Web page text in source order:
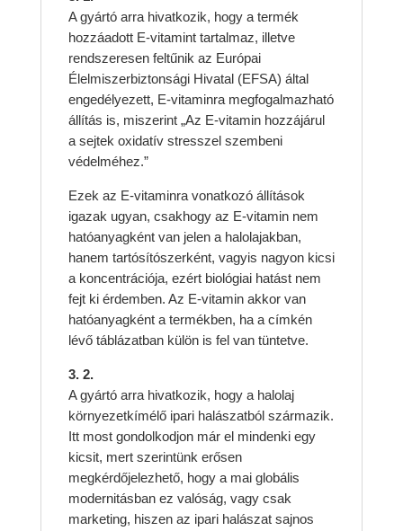
A gyártó arra hivatkozik, hogy a termék
hozzáadott E-vitamint tartalmaz, illetve
rendszeresen feltűnik az Európai
Élelmiszerbiztonsági Hivatal (EFSA) által
engedélyezett, E-vitaminra megfogalmazható
állítás is, miszerint „Az E-vitamin hozzájárul
a sejtek oxidatív stresszel szembeni
védelméhez.”
Ezek az E-vitaminra vonatkozó állítások
igazak ugyan, csakhogy az E-vitamin nem
hatóanyagként van jelen a halolajakban,
hanem tartósítószerként, vagyis nagyon kicsi
a koncentrációja, ezért biológiai hatást nem
fejt ki érdemben. Az E-vitamin akkor van
hatóanyagként a termékben, ha a címkén
lévő táblázatban külön is fel van tüntetve.
3. 2.
A gyártó arra hivatkozik, hogy a halolaj
környezetkímélő ipari halászatból származik.
Itt most gondolkodjon már el mindenki egy
kicsit, mert szerintünk erősen
megkérdőjelezhető, hogy a mai globális
modernitásban ez valóság, vagy csak
marketing, hiszen az ipari halászat sajnos